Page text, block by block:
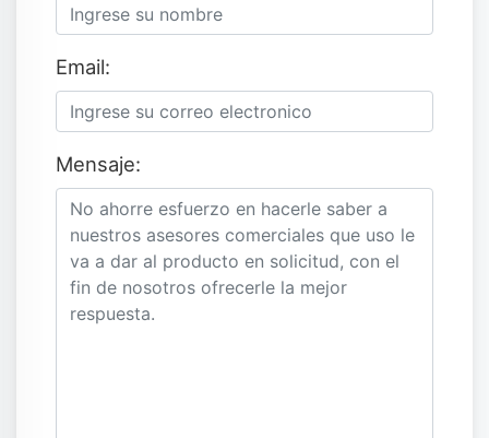
Email:
Mensaje: